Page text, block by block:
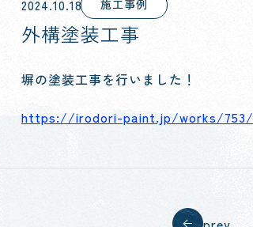
2024.10.18 施工事例
外構塗装工事
塀の塗装工事を行いました！
https://irodori-paint.jp/works/753/